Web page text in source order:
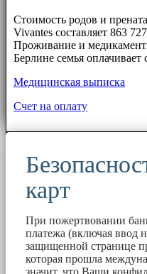
Стоимость родов и
Vivantes составляет 863
Проживание и
Берлине семья оплачивает
Медицинская выписка
Счет на оплату
карт
При пожертвовании
платежа (включая ввод
защищенной странице
которая прошла
значит, что Ваши